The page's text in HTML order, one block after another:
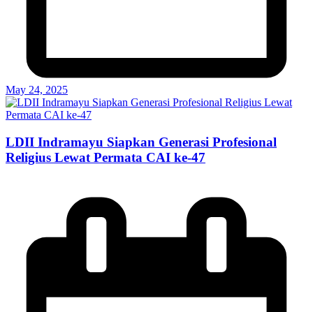
May 24, 2025
LDII Indramayu Siapkan Generasi Profesional
Religius Lewat Permata CAI ke-47